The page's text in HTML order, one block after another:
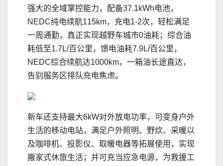
强大的全域掌控能力，配备37.1kWh电池，
NEDC纯电续航115km，充电1-2次，轻松满足
一周通勤，真正实现越野车城市0油耗；综合油
耗低至1.7L/百公里，馈电油耗7.9L/百公里，
NEDC综合续航达1000km，一箱油长途直达，
告别服务区排队充电焦虑。
新车还支持最大6kW对外放电功率，可变身户外
生活的移动电站，满足户外照明、野炊、采暖以
及咖啡机、投影仪、取暖电器等拓展使用，实现
搬家式休旅生活；并可充当应急电源，为救援工